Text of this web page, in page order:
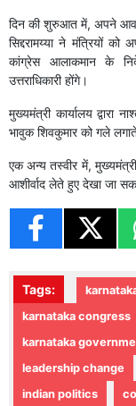
दिन की शुरुआत में, अपने
सिद्दरामय्या ने मंत्रियों
कांग्रेस आलाकमान के
उत्तराधिकारी होंगे।
मुख्यमंत्री कार्यालय द्वारा
भावुक शिवकुमार को गले
एक अन्य तस्वीर में,
आशीर्वाद लेते हुए देखा जा
Tags:
karnataka congress
karnataka
leadership change
indian politics